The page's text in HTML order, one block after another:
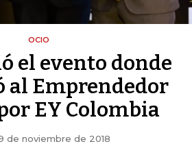
OCIO
el evento donde
al Emprendedor
EY Colombia
de noviembre de 2018